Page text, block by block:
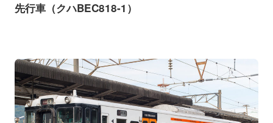
先行車（クハBEC818-1）